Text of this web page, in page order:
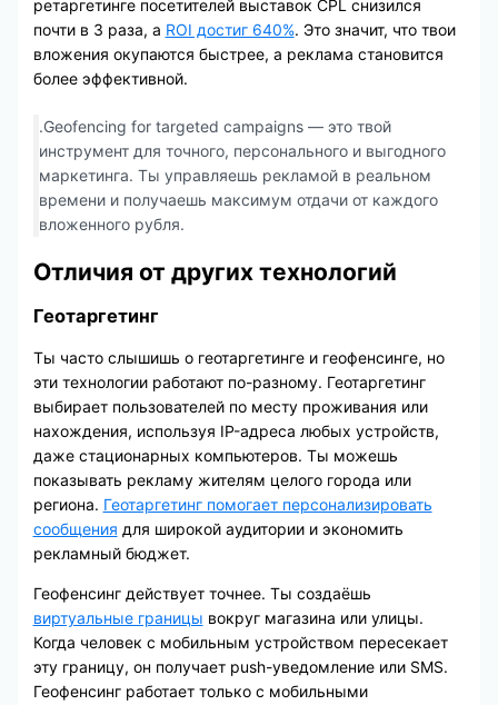
ретаргетинге посетителей выставок CPL снизился
почти в 3 раза, а ROI достиг 640%. Это значит, что твои
вложения окупаются быстрее, а реклама становится
более эффективной.
.Geofencing for targeted campaigns — это твой
инструмент для точного, персонального и выгодного
маркетинга. Ты управляешь рекламой в реальном
времени и получаешь максимум отдачи от каждого
вложенного рубля.
Отличия от других технологий
Геотаргетинг
Ты часто слышишь о геотаргетинге и геофенсинге, но
эти технологии работают по-разному. Геотаргетинг
выбирает пользователей по месту проживания или
нахождения, используя IP-адреса любых устройств,
даже стационарных компьютеров. Ты можешь
показывать рекламу жителям целого города или
региона. Геотаргетинг помогает персонализировать
сообщения для широкой аудитории и экономить
рекламный бюджет.
Геофенсинг действует точнее. Ты создаёшь
виртуальные границы вокруг магазина или улицы.
Когда человек с мобильным устройством пересекает
эту границу, он получает push-уведомление или SMS.
Геофенсинг работает только с мобильными